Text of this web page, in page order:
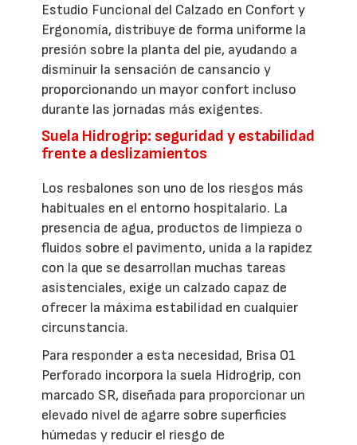
Estudio Funcional del Calzado en Confort y
Ergonomía, distribuye de forma uniforme la
presión sobre la planta del pie, ayudando a
disminuir la sensación de cansancio y
proporcionando un mayor confort incluso
durante las jornadas más exigentes.
Suela Hidrogrip: seguridad y estabilidad
frente a deslizamientos
Los resbalones son uno de los riesgos más
habituales en el entorno hospitalario. La
presencia de agua, productos de limpieza o
fluidos sobre el pavimento, unida a la rapidez
con la que se desarrollan muchas tareas
asistenciales, exige un calzado capaz de
ofrecer la máxima estabilidad en cualquier
circunstancia.
Para responder a esta necesidad, Brisa O1
Perforado incorpora la suela Hidrogrip, con
marcado SR, diseñada para proporcionar un
elevado nivel de agarre sobre superficies
húmedas y reducir el riesgo de